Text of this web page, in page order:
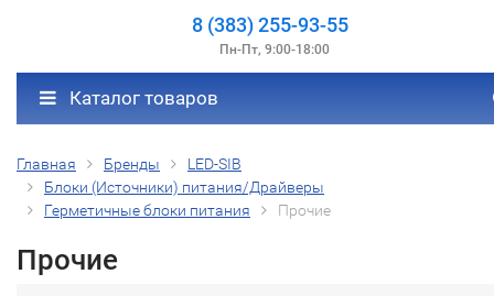
8 (383) 255-93-55
Пн-Пт, 9:00-18:00
Каталог товаров
Главная Бренды
LED-SIB
Блоки (Источники) питания/Драйверы
Герметичные блоки питания
Прочие
Прочие